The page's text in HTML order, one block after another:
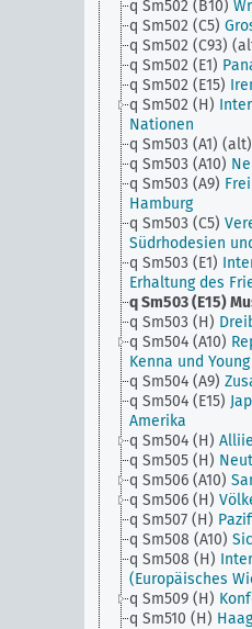
q Sm502 (B10)
q Sm502 (C5)
q Sm502 (C93)
q Sm502 (E1)
q Sm502 (E15)
q Sm502 (H)
Nationen
q Sm503 (A1) (alt)
q Sm503 (A10)
q Sm503 (A9)
Hamburg
q Sm503 (C5)
Südrhodesien
q Sm503 (E1)
Erhaltung des
q Sm503 (E15)
q Sm503 (H)
q Sm504 (A10)
Kenna und
q Sm504 (A9)
q Sm504 (E15)
Amerika
q Sm504 (H)
q Sm505 (H)
q Sm506 (A10)
q Sm506 (H)
q Sm507 (H)
q Sm508 (A10)
q Sm508 (H)
(Europäisches
q Sm509 (H)
q Sm510 (H)